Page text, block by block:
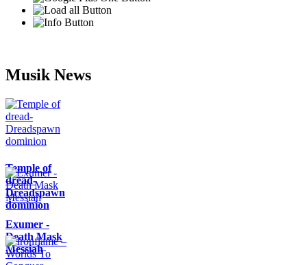
Musik News
Temple of
dread-
Dreadspawn
dominion
Exumer -
Death Mask
Messiah